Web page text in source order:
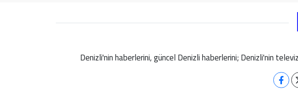
Denizli'nin haberlerini, güncel Denizli haberlerini; Denizli'nin